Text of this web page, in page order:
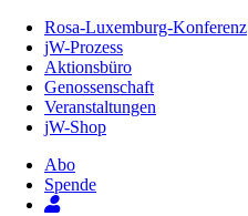
Inhalt
Seite
Rosa-Luxemburg-Konferenz
jW-Prozess
Aktionsbüro
Genossenschaft
Veranstaltungen
jW-Shop
Abo
Spende